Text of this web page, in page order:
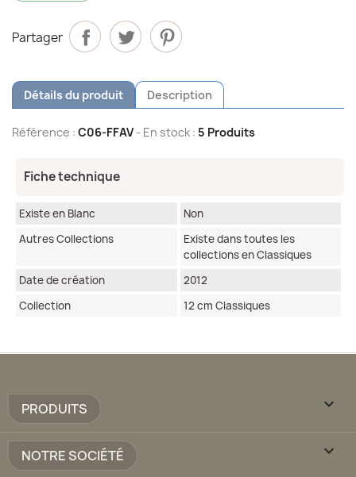
Partager
Détails du produit Description
Référence : C06-FFAV - En stock : 5 Produits
Fiche technique
Existe en Blanc
Non
Autres Collections
Existe dans toutes les
collections en Classiques
Date de création
2012
Collection
12 cm Classiques
PRODUITS 
NOTRE SOCIÉTÉ 